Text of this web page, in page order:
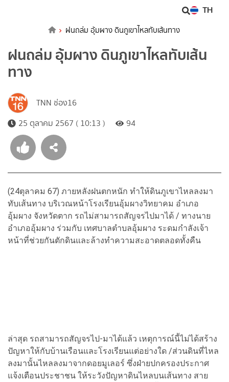
TH
ฝนถล่ม อุ้มผาง ดินภูเขาไหลทับเส้นทาง
ฝนถล่ม อุ้มผาง ดินภูเขาไหลทับเส้น
ทาง
TNN ช่อง16
25 ตุลาคม 2567 ( 10:13 )
94
(24ตุลาคม 67) ภายหลังฝนตกหนัก ทำให้ดินภูเขาไหลลงมา
ทับเส้นทาง บริเวณหน้าโรงเรียนอุ้มผางวิทยาคม อำเภอ
อุ้มผาง จังหวัดตาก รถไม่สามารถสัญจรไปมาได้ / ทางนาย
อำเภออุ้มผาง ร่วมกับ เทศบาลตำบลอุ้มผาง ระดมกำลังเจ้า
หน้าที่ช่วยกันตักดินและล้างทำความสะอาดตลอดทั้งคืน
ล่าสุด รถสามารถสัญจรไป-มาได้แล้ว เหตุการณ์นี้ไม่ได้สร้าง
ปัญหาให้กับบ้านเรือนและโรงเรียนแต่อย่างใด /ส่วนดินที่ไหล
ลงมานั้นไหลลงมาจากดอยมูเลอร์ ซึ่งฝ่ายปกครองประกาศ
แจ้งเตือนประชาชน ให้ระวังปัญหาดินไหลบนเส้นทาง สาย